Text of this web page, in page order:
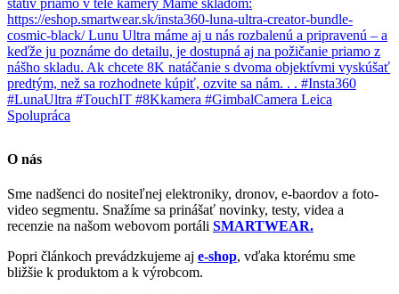
O nás
Sme nadšenci do nositeľnej elektroniky, dronov, e-baordov a foto-
video segmentu. Snažíme sa prinášať novinky, testy, videa a
recenzie na našom webovom portáli SMARTWEAR.
Popri článkoch prevádzkujeme aj e-shop, vďaka ktorému sme
bližšie k produktom a k výrobcom.